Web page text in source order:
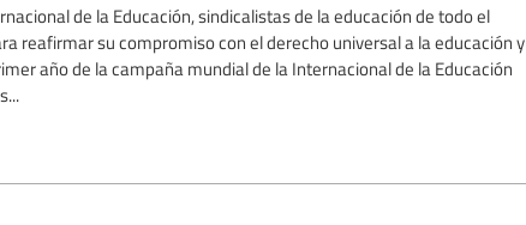
de la Educación, sindicalistas de la educación de todo el
reafirmar su compromiso con el derecho universal a la educación y
año de la campaña mundial de la Internacional de la Educación